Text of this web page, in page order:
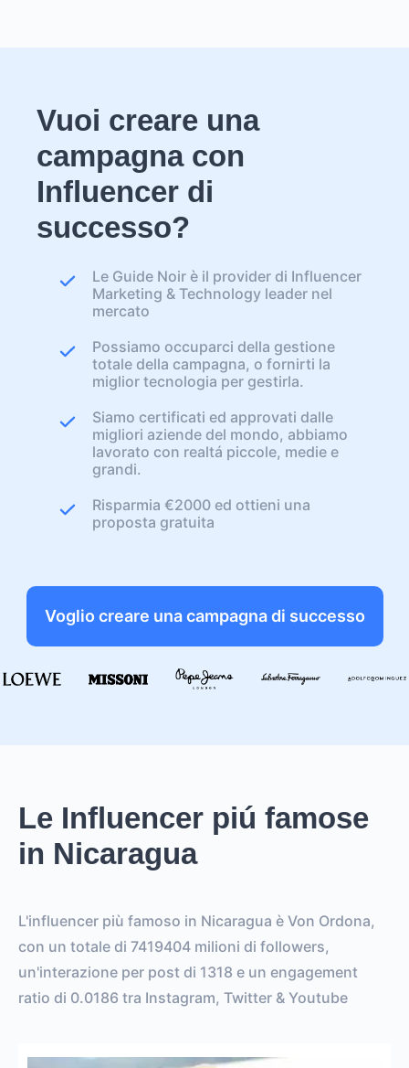
Vuoi creare una
campagna con
Influencer di
successo?
Le Guide Noir è il provider di Influencer
Marketing & Technology leader nel
mercato
Possiamo occuparci della gestione
totale della campagna, o fornirti la
miglior tecnologia per gestirla.
Siamo certificati ed approvati dalle
migliori aziende del mondo, abbiamo
lavorato con realtá piccole, medie e
grandi.
Risparmia €2000 ed ottieni una
proposta gratuita
Voglio creare una campagna di successo
Le Influencer piú famose
in Nicaragua
L'influencer più famoso in Nicaragua è Von Ordona,
con un totale di 7419404 milioni di followers,
un'interazione per post di 1318 e un engagement
ratio di 0.0186 tra Instagram, Twitter & Youtube